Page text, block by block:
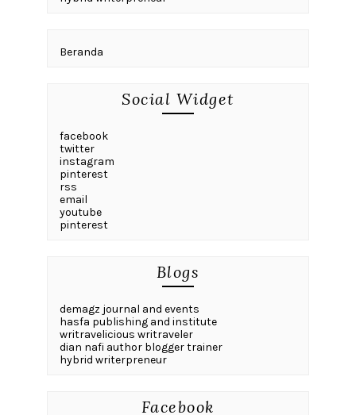
Beranda
Social Widget
facebook
twitter
instagram
pinterest
rss
email
youtube
pinterest
Blogs
demagz journal and events
hasfa publishing and institute
writravelicious writraveler
dian nafi author blogger trainer
hybrid writerpreneur
Facebook